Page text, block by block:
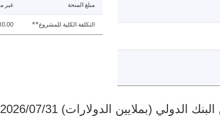
مبلغ المنحة غير
التكلفة الكلية للمشروع**
(بملايين الدولارات) 2026/07/31